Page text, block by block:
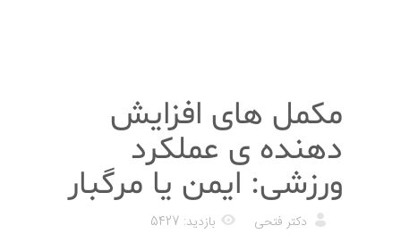
مکمل های افزایش
دهنده ی عملکرد
ورزشی: ایمن یا مرگبار
دکتر فتحی بازدید: 5427